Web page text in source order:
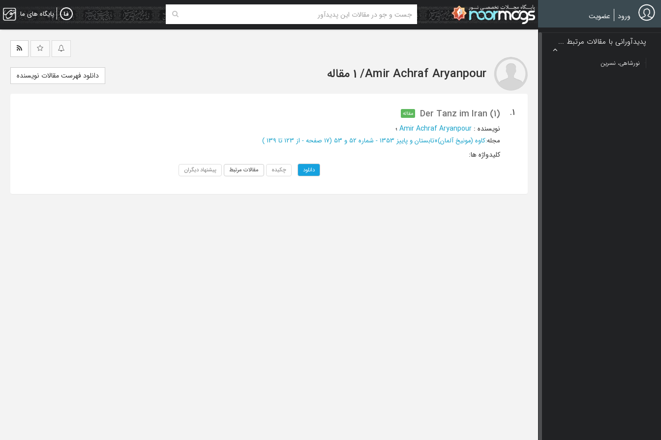
Skip
to
main
پایگاه های ما ورود عضویت
پدیدآورانی با مقالات مرتبط ...
نورشاهی، نسرین
Amir Achraf Aryanpour
/ 1 مقاله دانلود فهرست مقالات نویسنده
1.
Der Tanz im Iran (1) مقاله
نویسنده :
Amir Achraf Aryanpour؛
مجله:کاوه (مونیخ آلمان)»تابستان و پاییز 1353 - شماره 52 و 53 (‎17 صفحه - از 123 تا 139 )
کلیدواژه ها:
دانلود چکیده مقالات مرتبط پیشنهاد دیگران